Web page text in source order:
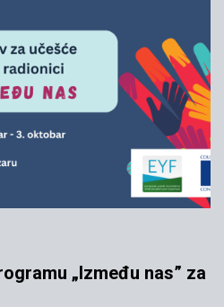
„Između nas” za